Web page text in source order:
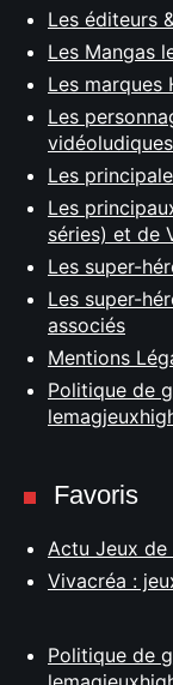
Les éditeurs
Les Mangas
Les marques
Les
Les
Les
séries) et de
Les super-
Les super-
associés
Mentions
Politique de
Favoris
Actu Jeux
Vivacréa :
Politique de